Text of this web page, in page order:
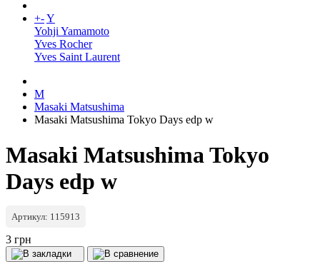
+-Y
Yohji Yamamoto
Yves Rocher
Yves Saint Laurent
M
Masaki Matsushima
Masaki Matsushima Tokyo Days edp w
Masaki Matsushima Tokyo
Days edp w
Артикул: 115913
3 грн